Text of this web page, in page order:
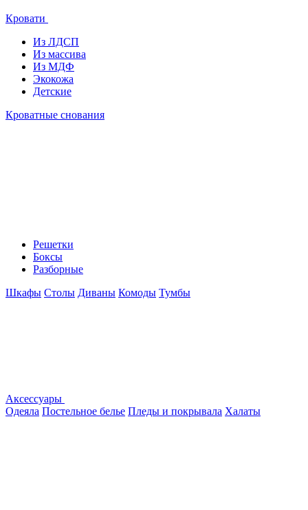
Кровати
Из ЛДСП
Из массива
Из МДФ
Экокожа
Детские
Кроватные снования
Решетки
Боксы
Разборные
Шкафы Столы Диваны Комоды Тумбы
Аксессуары
Одеяла Постельное белье Пледы и покрывала Халаты